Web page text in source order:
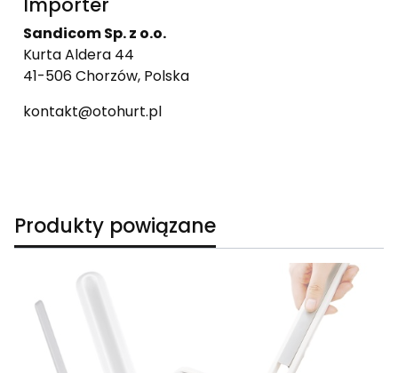
Sandicom Sp. z o.o.
Kurta Aldera 44
41-506 Chorzów, Polska
kontakt@otohurt.pl
Produkty powiązane